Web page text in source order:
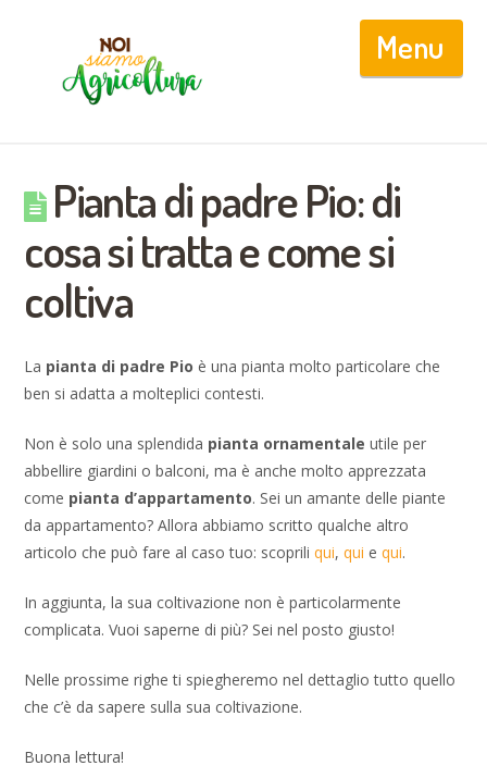
Pianta di padre Pio: di
cosa si tratta e come si
coltiva
La pianta di padre Pio è una pianta molto particolare che
ben si adatta a molteplici contesti.
Non è solo una splendida pianta ornamentale utile per
abbellire giardini o balconi, ma è anche molto apprezzata
come pianta d’appartamento. Sei un amante delle piante
da appartamento? Allora abbiamo scritto qualche altro
articolo che può fare al caso tuo: scopriliqui,qui equi.
In aggiunta, la sua coltivazione non è particolarmente
complicata. Vuoi saperne di più? Sei nel posto giusto!
Nelle prossime righe ti spiegheremo nel dettaglio tutto quello
che c’è da sapere sulla sua coltivazione.
Buona lettura!